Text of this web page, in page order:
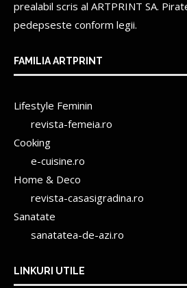
prealabil scris al ARTPRINT SA.
pedepseste conform legii.
FAMILIA ARTPRINT
Lifestyle Feminin
revista-femeia.ro
Cooking
e-cuisine.ro
Home & Deco
revista-casasigradina.ro
Sanatate
sanatatea-de-azi.ro
LINKURI UTILE